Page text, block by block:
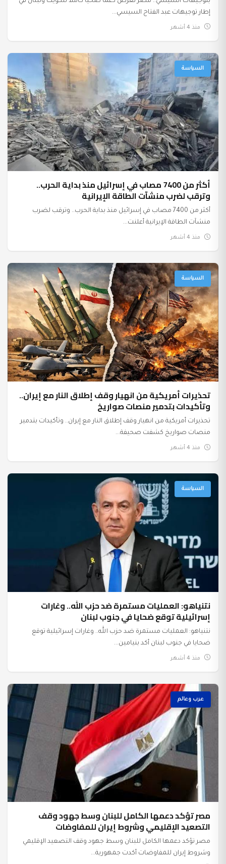
إطار توجيهات عبد الفتاح السيسي...
منذ 4 أشهر
السياسة
أكثر من 7400 مصاب في إسرائيل منذ بداية الحرب..
وترقب لضرب منشآت الطاقة الإيرانية
أكثر من 7400 مصاب في إسرائيل منذ بداية الحرب.. وترقب لضرب
منشآت الطاقة الإيرانية أعلنت...
منذ 4 أشهر
السياسة
تحذيرات أمريكية من انهيار وقف إطلاق النار مع إيران..
وتأكيدات بتدمير منصات صواريخ
تحذيرات أمريكية من انهيار وقف إطلاق النار مع إيران.. وتأكيدات بتدمير
منصات صواريخ كشفت صحيفة...
منذ 4 أشهر
السياسة
نتنياهو: العمليات مستمرة ضد حزب الله.. وغارات
إسرائيلية توقع ضحايا في جنوب لبنان
نتنياهو: العمليات مستمرة ضد حزب الله.. وغارات إسرائيلية توقع
ضحايا في جنوب لبنان أكد بنيامين...
منذ 4 أشهر
عرب وعالم
مصر تؤكد دعمها الكامل للبنان وسط جهود وقف
التصعيد الإقليمي وشروط إيران للمفاوضات
مصر تؤكد دعمها الكامل للبنان وسط جهود وقف التصعيد الإقليمي
وشروط إيران للمفاوضات أكدت جمهورية...